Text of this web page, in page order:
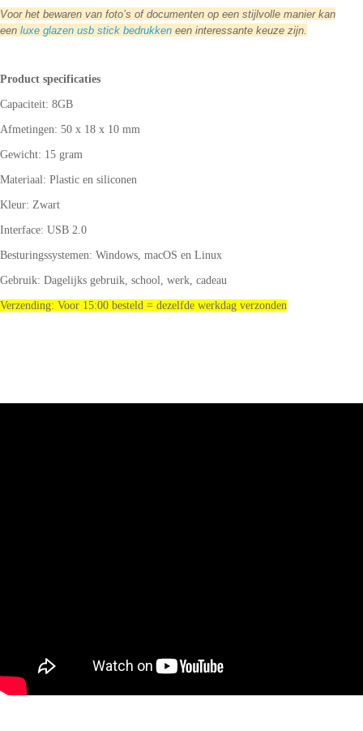
Voor het bewaren van foto’s of documenten op een stijlvolle manier kan
een luxe glazen usb stick bedrukken een interessante keuze zijn.
Product specificaties
Capaciteit: 8GB
Afmetingen: 50 x 18 x 10 mm
Gewicht: 15 gram
Materiaal: Plastic en siliconen
Kleur: Zwart
Interface: USB 2.0
Besturingssystemen: Windows, macOS en Linux
Gebruik: Dagelijks gebruik, school, werk, cadeau
Verzending: Voor 15:00 besteld = dezelfde werkdag verzonden